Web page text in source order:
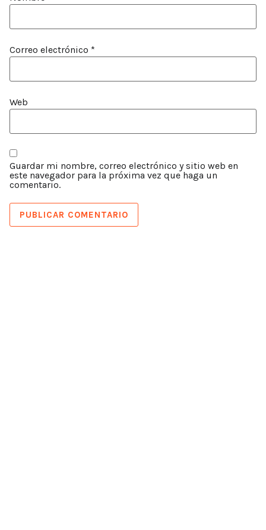
Correo electrónico *
Web
Guardar mi nombre, correo electrónico y sitio web en
este navegador para la próxima vez que haga un
comentario.